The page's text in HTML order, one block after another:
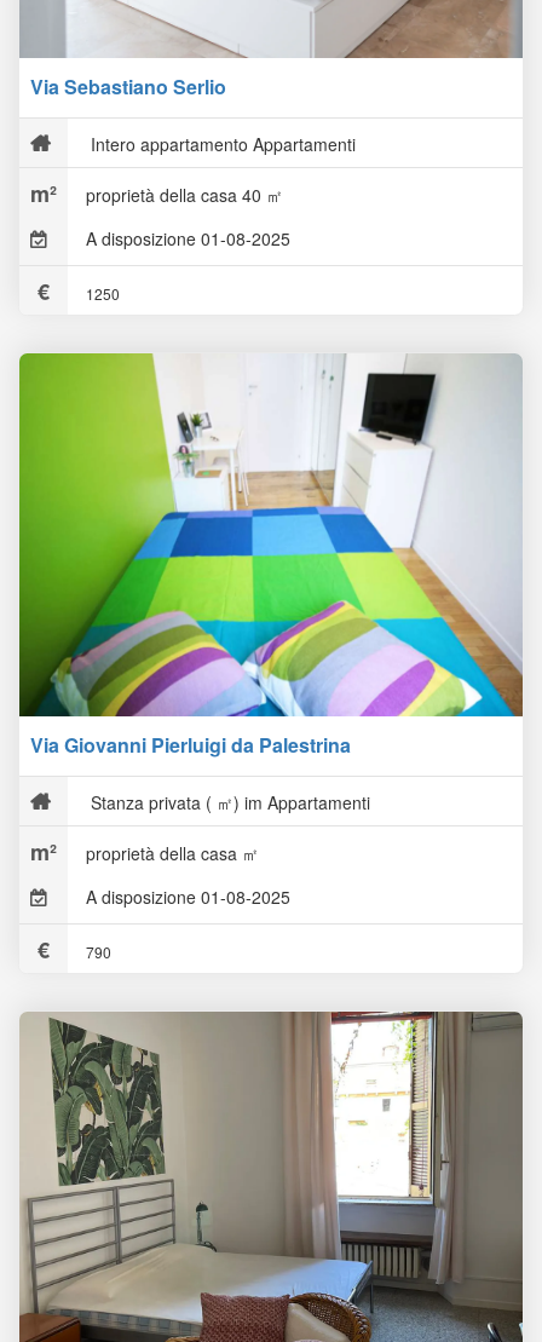
Via Sebastiano Serlio
Intero appartamento Appartamenti
proprietà della casa 40 ㎡
A disposizione 01-08-2025
1250
Via Giovanni Pierluigi da Palestrina
Stanza privata ( ㎡) im Appartamenti
proprietà della casa ㎡
A disposizione 01-08-2025
790